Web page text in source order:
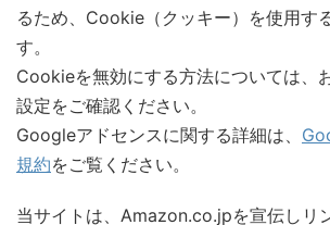
るため、Cookie（クッキー）を使用す
す。
Cookieを無効にする方法については、
設定をご確認ください。
Googleアドセンスに関する詳細は、
規約をご覧ください。
当サイトは、Amazon.co.jpを宣伝しリ